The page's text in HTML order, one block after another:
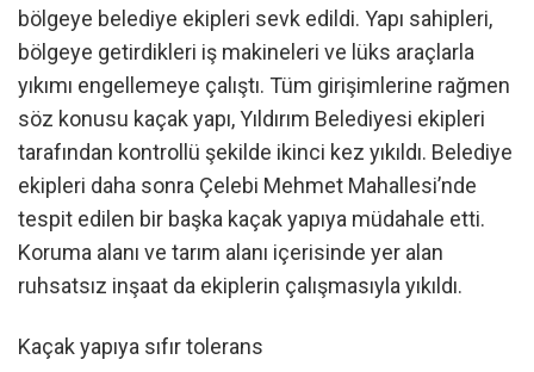
bölgeye belediye ekipleri sevk edildi. Yapı sahipleri,
bölgeye getirdikleri iş makineleri ve lüks araçlarla
yıkımı engellemeye çalıştı. Tüm girişimlerine rağmen
söz konusu kaçak yapı, Yıldırım Belediyesi ekipleri
tarafından kontrollü şekilde ikinci kez yıkıldı. Belediye
ekipleri daha sonra Çelebi Mehmet Mahallesi’nde
tespit edilen bir başka kaçak yapıya müdahale etti.
Koruma alanı ve tarım alanı içerisinde yer alan
ruhsatsız inşaat da ekiplerin çalışmasıyla yıkıldı.
Kaçak yapıya sıfır tolerans